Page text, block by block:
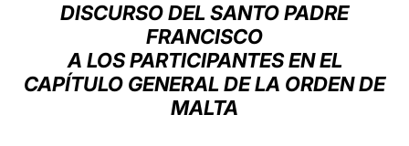
العربيّة
中文
LATINE
DISCURSO DEL SANTO PADRE
FRANCISCO
A LOS PARTICIPANTES EN EL
CAPÍTULO GENERAL DE LA ORDEN DE
MALTA